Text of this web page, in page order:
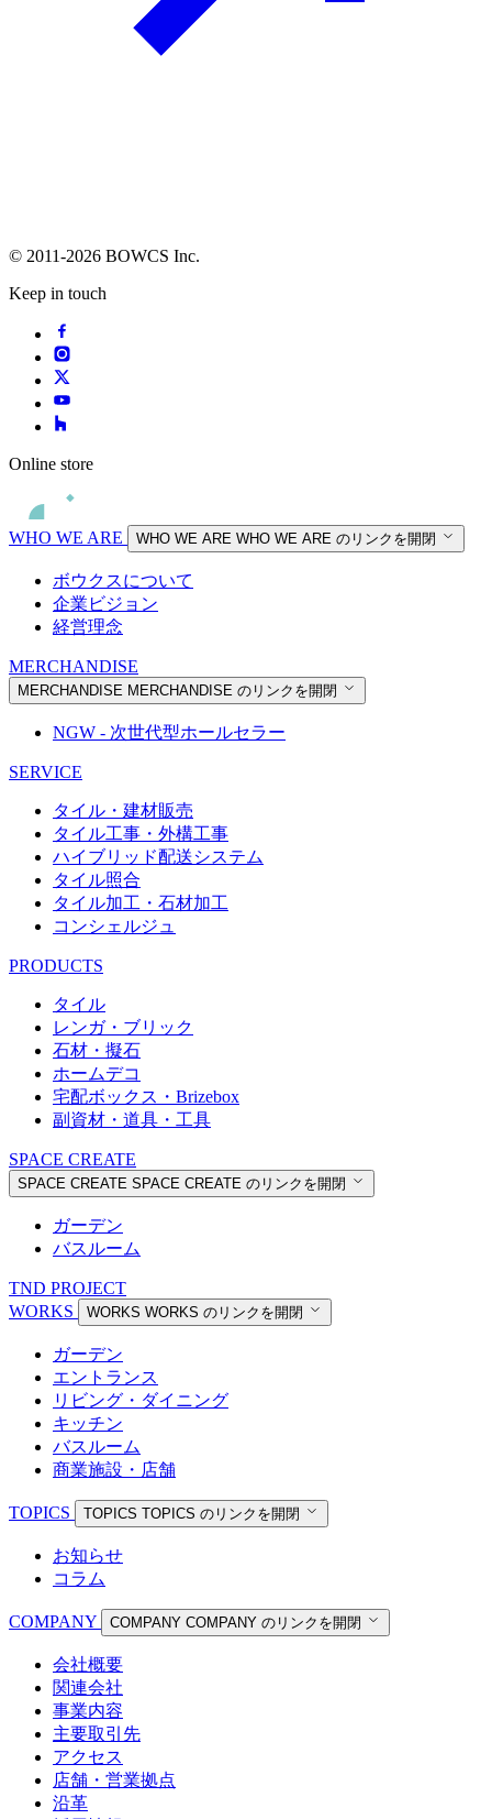
© 2011-2026 BOWCS Inc.
Keep in touch
Online store
WHO WE ARE WHO WE ARE WHO WE ARE のリンクを開閉
ボウクスについて
企業ビジョン
経営理念
MERCHANDISE
MERCHANDISE MERCHANDISE のリンクを開閉
NGW - 次世代型ホールセラー
SERVICE
タイル・建材販売
タイル工事・外構工事
ハイブリッド配送システム
タイル照合
タイル加工・石材加工
コンシェルジュ
PRODUCTS
タイル
レンガ・ブリック
石材・擬石
ホームデコ
宅配ボックス・Brizebox
副資材・道具・工具
SPACE CREATE
SPACE CREATE SPACE CREATE のリンクを開閉
ガーデン
バスルーム
TND PROJECT
WORKS
WORKS WORKS のリンクを開閉
ガーデン
エントランス
リビング・ダイニング
キッチン
バスルーム
商業施設・店舗
TOPICS TOPICS TOPICS のリンクを開閉
お知らせ
コラム
COMPANY COMPANY COMPANY のリンクを開閉
会社概要
関連会社
事業内容
主要取引先
アクセス
店舗・営業拠点
沿革